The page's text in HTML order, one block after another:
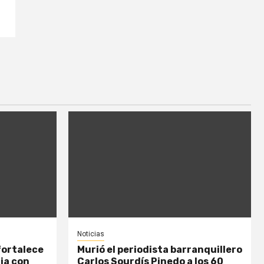
con
Noticias
Murió el periodista barranquillero
Carlos Sourdís Pinedo a los 60